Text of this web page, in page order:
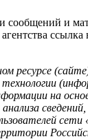
сообщений и
ссылка
ресурсе
на